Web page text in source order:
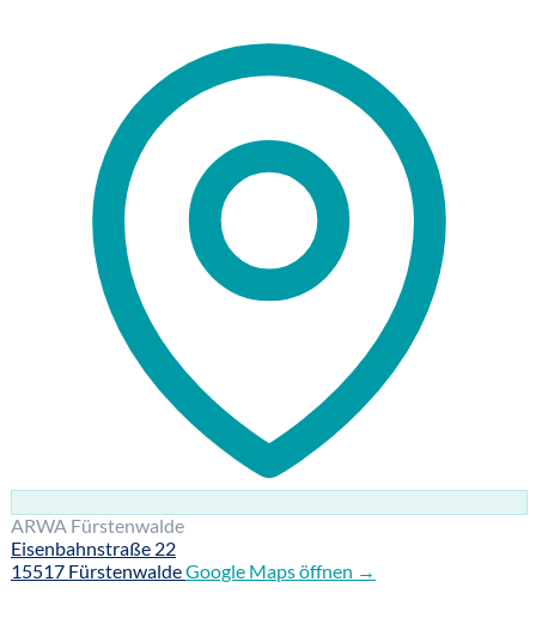
ARWA Fürstenwalde
Eisenbahnstraße 22
15517 FürstenwaldeGoogle Maps öffnen →